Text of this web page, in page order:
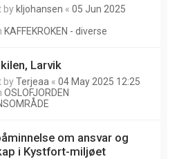
by kljohansen « 05 Jun 2025
KAFFEKROKEN - diverse
Larvik
byTerjeaa « 04 May 2025 12:25
OSLOFJORDEN
om ansvar og
i Kystfort-miljøet